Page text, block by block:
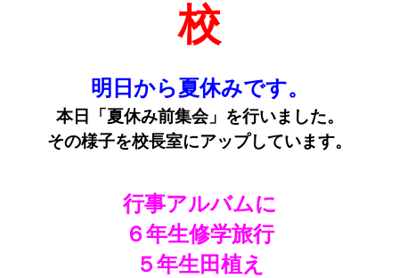
校
明日から夏休みです。
本日「夏休み前集会」を行いました。
その様子を校長室にアップしています。
行事アルバムに
６年生修学旅行
５年生田植え